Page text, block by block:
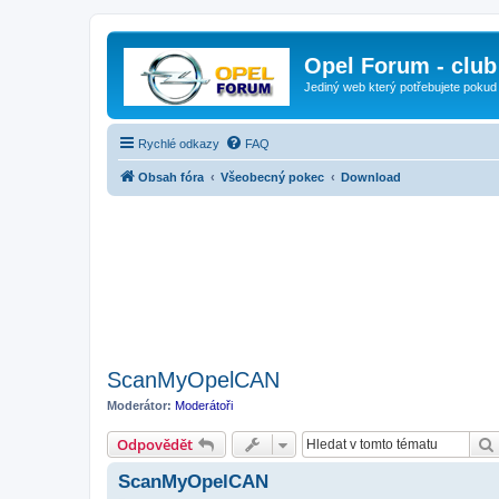
Opel Forum - club
Jediný web který potřebujete
Rychlé odkazy FAQ
Obsah fóra Všeobecný pokec Download
ScanMyOpelCAN
Moderátor: Moderátoři
Odpovědět
ScanMyOpelCAN